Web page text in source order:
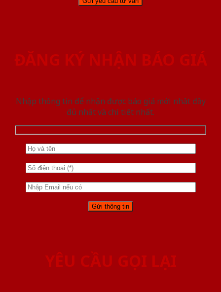
ĐĂNG KÝ NHẬN BÁO GIÁ
Nhập thông tin để nhận được báo giá mới nhât đầy
đủ nhất và chi tiết nhất.
YÊU CẦU GỌI LẠI